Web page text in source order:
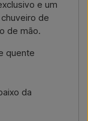
e um
de
de mão.
quente
da